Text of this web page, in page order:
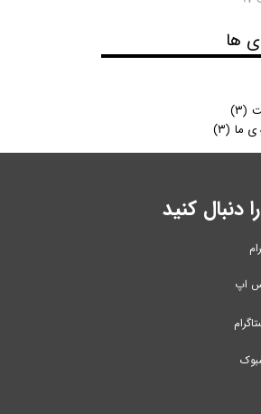
ها
(۳)
ی ما (۳)
دنبال کنید
اپ